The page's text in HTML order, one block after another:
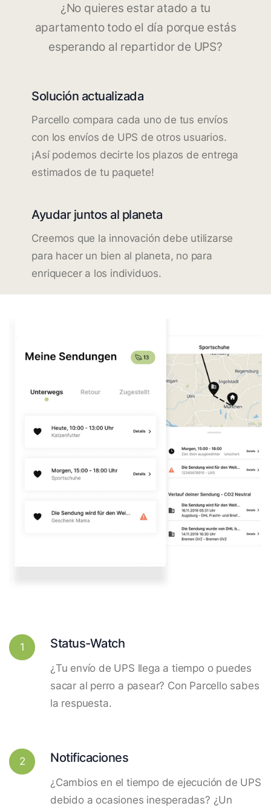
¿No quieres estar atado a tu
apartamento todo el día porque estás
esperando al repartidor de UPS?
Solución actualizada
Parcello compara cada uno de tus envíos
con los envíos de UPS de otros usuarios.
¡Así podemos decirte los plazos de entrega
estimados de tu paquete!
Ayudar juntos al planeta
Creemos que la innovación debe utilizarse
para hacer un bien al planeta, no para
enriquecer a los individuos.
1 Status-Watch
¿Tu envío de UPS llega a tiempo o puedes
sacar al perro a pasear? Con Parcello sabes
la respuesta.
2 Notificaciones
¿Cambios en el tiempo de ejecución de UPS
debido a ocasiones inesperadas? ¿Un